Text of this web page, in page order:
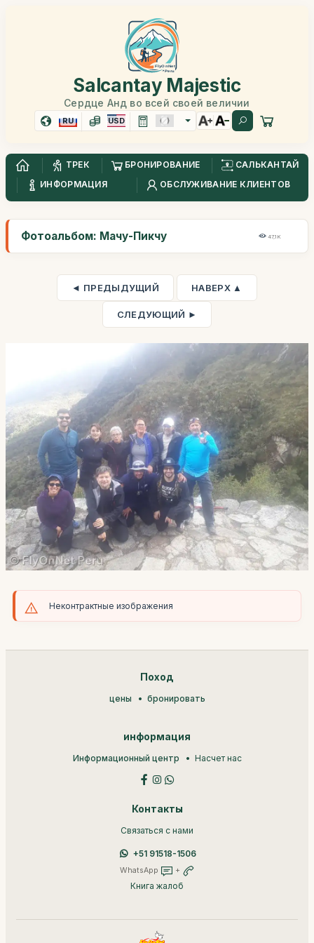
Salcantay Majestic
Сердце Анд во всей своей величии
RU USD
ТРЕК БРОНИРОВАНИЕ
САЛЬКАНТАЙ
ИНФОРМАЦИЯ
ОБСЛУЖИВАНИЕ КЛИЕНТОВ
Фотоальбом: Мачу-Пикчу 47,1K
◄ ПРЕДЫДУЩИЙ НАВЕРХ ▲
СЛЕДУЮЩИЙ ►
Неконтрактные изображения
Поход
цены бронировать
информация
Информационный центр Насчет нас
Контакты
Связаться с нами
+51 91518-1506
WhatsApp +
Книга жалоб